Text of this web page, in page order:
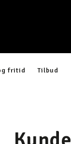
fritid Tilbud